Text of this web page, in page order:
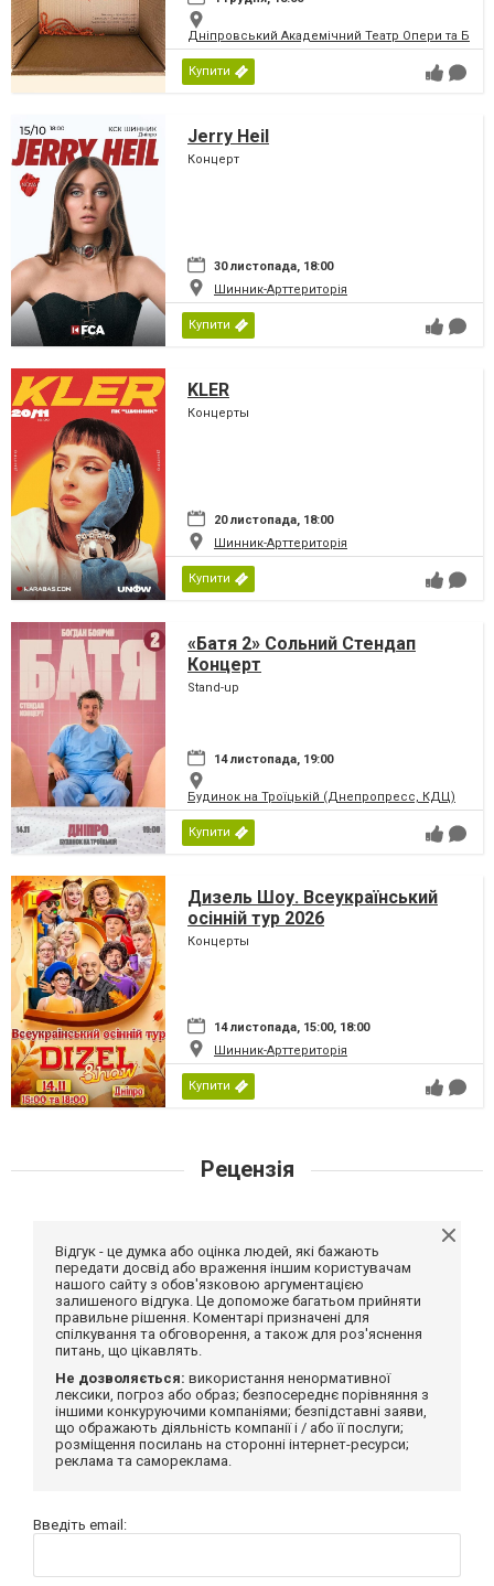
Дніпровський Академічний Театр Опери та
Купити
Jerry Heil
Концерт
30 листопада, 18:00
Шинник-Арттериторія
Купити
KLER
Концерты
20 листопада, 18:00
Шинник-Арттериторія
Купити
«Батя 2» Сольний Стендап
Концерт
Stand-up
14 листопада, 19:00
Будинок на Троїцькій (Днепропресс, КДЦ)
Купити
Дизель Шоу. Всеукраїнський
осінній тур 2026
Концерты
14 листопада, 15:00, 18:00
Шинник-Арттериторія
Купити
Рецензія
Відгук - це думка або оцінка людей, які бажають
передати досвід або враження іншим користувачам
нашого сайту з обов'язковою аргументацією
залишеного відгука. Це допоможе багатьом прийняти
правильне рішення. Коментарі призначені для
спілкування та обговорення, а також для роз'яснення
питань, що цікавлять.
Не дозволяється: використання ненормативної
лексики, погроз або образ; безпосереднє порівняння з
іншими конкуруючими компаніями; безпідставні заяви,
що ображають діяльність компанії і / або її послуги;
розміщення посилань на сторонні інтернет-ресурси;
реклама та самореклама.
Введіть email: